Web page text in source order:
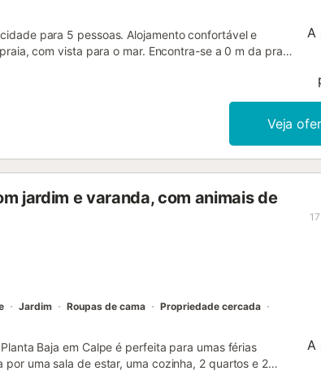
para 5 pessoas. Alojamento confortável e
com vista para o mar. Encontra-se a 0 m da praia
e está localizado numa zona ideal para famílias
de engomar, acesso à internet (wifi), piscina
vitrocerâmica, está equipada com frigorífico, micro-
talheres, utensílios de cozinha, máquina de café e
A
Veja
jardim e varanda, com animais de
17
Jardim Roupas de cama
Propriedade cercada
Baja em Calpe é perfeita para umas férias
uma sala de estar, uma cozinha, 2 quartos e 2
A